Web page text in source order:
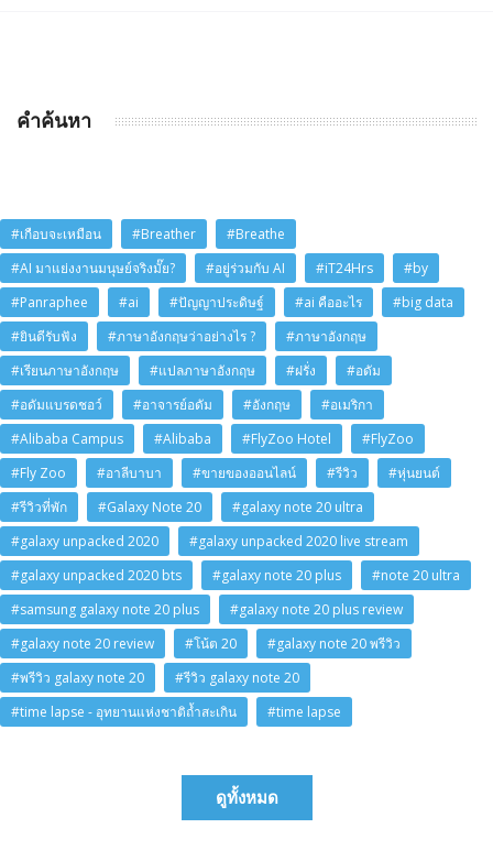
คำค้นหา
#เกือบจะเหมือน #Breather
#Breathe
#AI มาแย่งงานมนุษย์จริงมั๊ย?
#อยู่ร่วมกับ AI #iT24Hrs
#by
#Panraphee
#ai #ปัญญาประดิษฐ์ #ai คืออะไร
#big data
#ยินดีรับฟัง
#ภาษาอังกฤษว่าอย่างไร ?
#ภาษาอังกฤษ
#เรียนภาษาอังกฤษ
#แปลภาษาอังกฤษ #ฝรั่ง
#อดัม
#อดัมแบรดชอว์
#อาจารย์อดัม #อังกฤษ
#อเมริกา
#Alibaba Campus
#Alibaba #FlyZoo Hotel
#FlyZoo
#Fly Zoo
#อาลีบาบา #ขายของออนไลน์ #รีวิว
#หุ่นยนต์
#รีวิวที่พัก
#Galaxy Note 20
#galaxy note 20 ultra
#galaxy unpacked 2020
#galaxy unpacked 2020 live stream
#galaxy unpacked 2020 bts
#galaxy note 20 plus
#note 20 ultra
#samsung galaxy note 20 plus
#galaxy note 20 plus review
#galaxy note 20 review
#โน้ต 20
#galaxy note 20 พรีวิว
#พรีวิว galaxy note 20
#รีวิว galaxy note 20
#time lapse - อุทยานแห่งชาติถ้ำสะเกิน
#time lapse
ดูทั้งหมด